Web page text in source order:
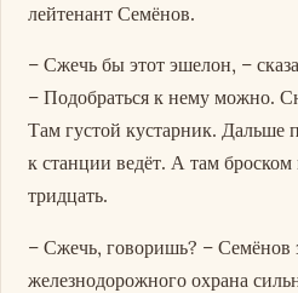
лейтенант Семёнов.
– Сжечь бы этот эшелон, –
– Подобраться к нему можно.
Там густой кустарник. Дальше
к станции ведёт. А там
тридцать.
– Сжечь, говоришь? – Семёнов
железнодорожного охрана